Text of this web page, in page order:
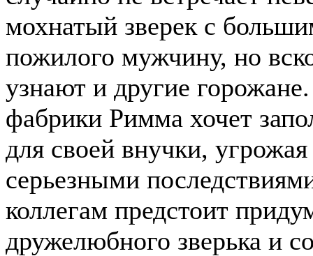
мохнатый зверек с
пожилого мужчину, но
узнают и другие
фабрики Римма хочет
для своей внучки,
серьезными
коллегам предстоит
дружелюбного зверька и